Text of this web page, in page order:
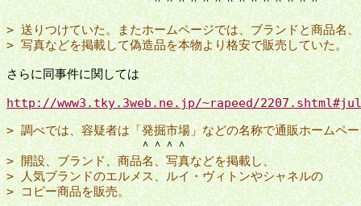
> 送りつけていた。またホームページでは、ブランドと商品名、
> 写真などを掲載して偽造品を本物より格安で販売していた。
さらに同事件に関しては
http://www3.tky.3web.ne.jp/~rapeed/
> 調べでは、容疑者は「発掘市場」などの名称で通販ホームペ
> 開設、ブランド、商品名、写真などを掲載し、
> 人気ブランドのエルメス、ルイ・ヴィトンやシャネルの
> コピー商品を販売。